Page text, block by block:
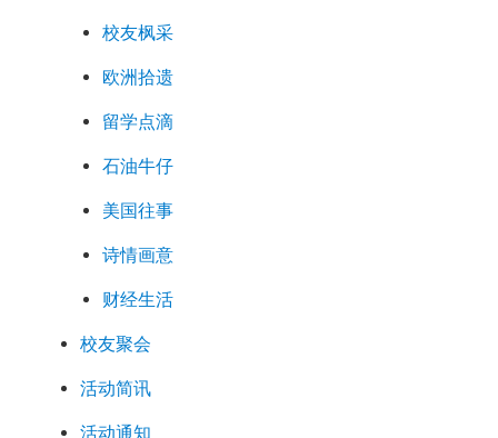
校友枫采
欧洲拾遗
留学点滴
石油牛仔
美国往事
诗情画意
财经生活
校友聚会
活动简讯
活动通知